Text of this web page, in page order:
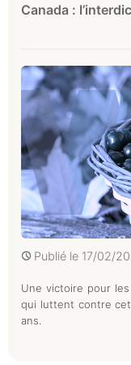
Canada :
Publié le 17/02/
Une victoire pour
qui luttent contre
ans.